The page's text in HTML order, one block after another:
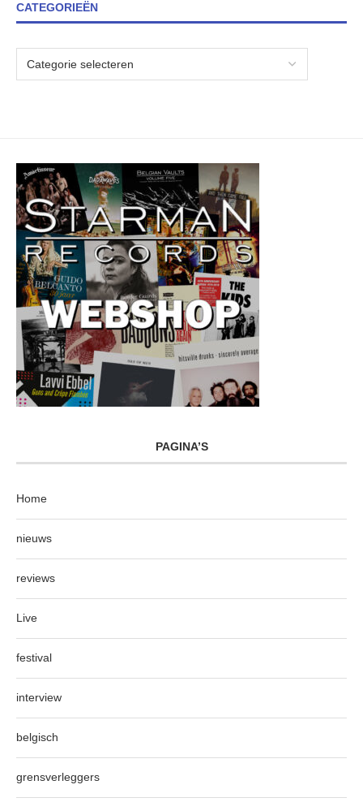
CATEGORIEËN
PAGINA’S
Home
nieuws
reviews
Live
festival
interview
belgisch
grensverleggers